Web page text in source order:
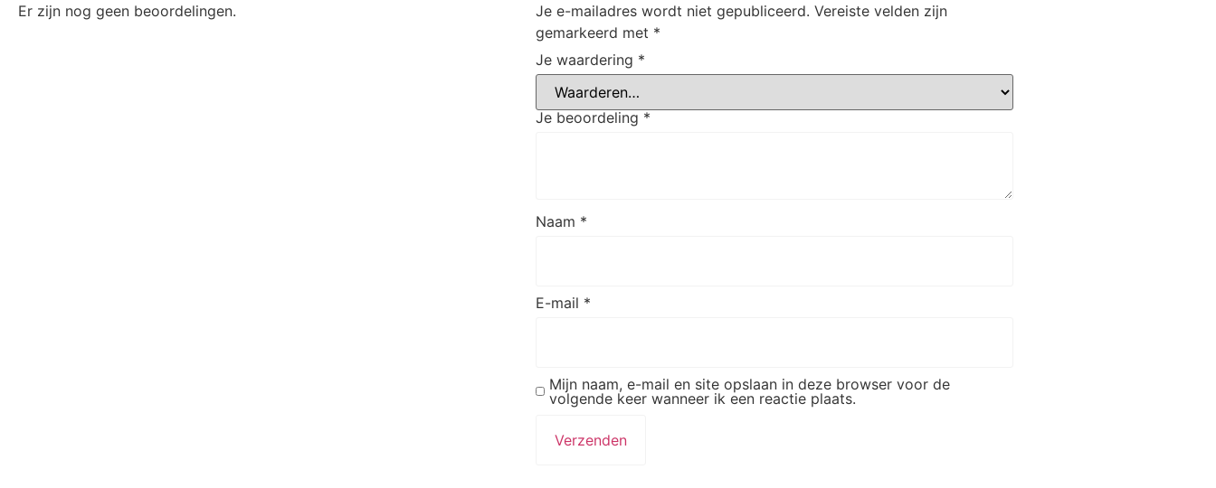
Er zijn nog geen beoordelingen. Je e-mailadres wordt niet gepubliceerd. Vereiste velden zijn
gemarkeerd met *
Je waardering *
Je beoordeling *
Naam *
E-mail *
Mijn naam, e-mail en site opslaan in deze browser voor de
volgende keer wanneer ik een reactie plaats.